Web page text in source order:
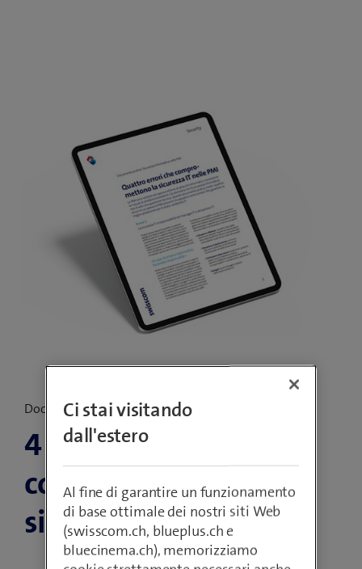
Documento pratico
4 errori che
compromettono la
sicurezza IT nelle PMI
Ci stai visitando
dall'estero
Al fine di garantire un funzionamento
di base ottimale dei nostri siti Web
(swisscom.ch, blueplus.ch e
bluecinema.ch), memorizziamo